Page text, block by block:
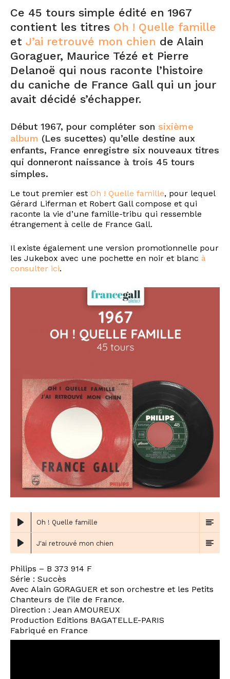
Ce 45 tours simple édité en 1967
contient les titres Oh ! Quelle famille
et J’ai retrouvé mon chien de Alain
Goraguer, Maurice Tézé et Pierre
Delanoë qui nous raconte l’histoire
du caniche de France Gall qui un jour
avait décidé s’échapper.
Début 1967, pour compléter son sixième
album (Les sucettes) qu’elle destine aux
enfants, France enregistre six nouveaux titres
qui donneront naissance à trois 45 tours
simples.
Le tout premier est Oh ! Quelle famille, pour lequel
Gérard Liferman et Robert Gall compose et qui
raconte la vie d’une famille-tribu qui ressemble
étrangement à celle de France Gall.
Il existe également une version promotionnelle pour
les Jukebox avec une pochette en noir et blanc à
consulter ici.
Oh ! Quelle famille
J'ai retrouvé mon chien
Philips – B 373 914 F
Série : Succès
Avec Alain GORAGUER et son orchestre et les Petits
Chanteurs de l’ile de France.
Direction : Jean AMOUREUX
Production Editions BAGATELLE-PARIS
Fabriqué en France